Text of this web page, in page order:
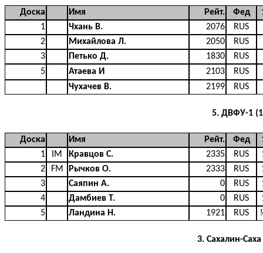
Доска Имя Рейт. Фед
1
Чхань В. 2076
RUS
2
Михайлова Л. 2050
RUS
3
Петько Д. 1830
RUS
5
Атаева И 2103
RUS
Чухачев В.
2199 RUS
5. ДВФУ-1
Доска Имя Рейт. Фед
1
IM Кравцов С. 2335 RUS
2
FM Рычков О. 2333 RUS
3
Саяпин А. 0 RUS
4
Дамбиев Т. 0 RUS
5
Ландина Н. 1921 RUS
3. Сахалин-